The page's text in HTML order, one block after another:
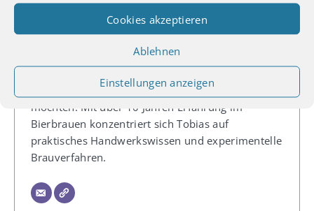
Cookies akzeptieren
Ablehnen
Einstellungen anzeigen
Tobias Meyknecht, Malzknecht
Tobias Meyknecht ist der Gründer und Autor von
tiefer in die Kunst des Brauens eintauchen
möchten. Mit über 10 Jahren Erfahrung im
Bierbrauen konzentriert sich Tobias auf
praktisches Handwerkswissen und experimentelle
Brauverfahren.